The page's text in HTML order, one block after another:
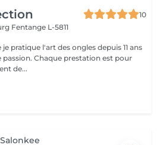
10
Fentange L-5811
pratique l'art des ongles depuis 11 ans
Chaque prestation est pour
de...